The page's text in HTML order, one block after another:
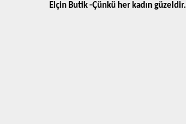
Elçin Butik -Çünkü her kadın güzeldir.